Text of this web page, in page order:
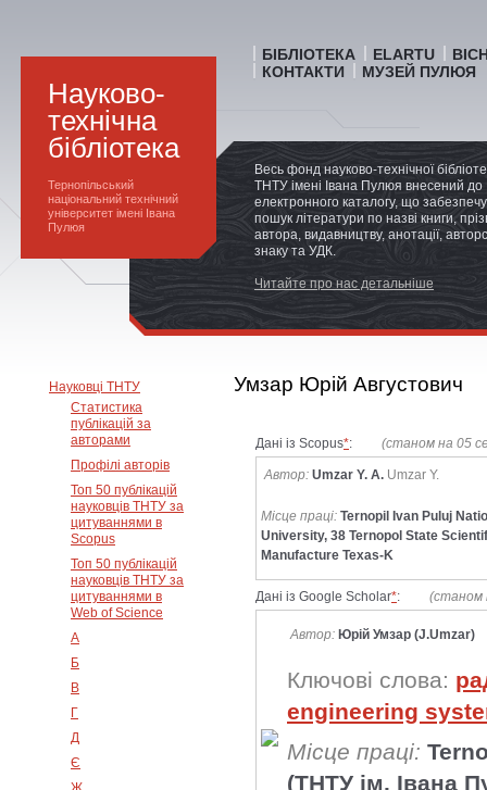
Науково-
технічна
бібліотека
Тернопільський
національний технічний
університет імені Івана
Пулюя
БІБЛІОТЕКА ELARTU
КОНТАКТИ
МУЗЕЙ ПУЛЮЯ
Весь фонд науково-технічної
ТНТУ імені Івана Пулюя внесений до
електронного каталогу, що
пошук літератури по назві книги,
автора, видавництву, анотації,
знаку та УДК.
Читайте про нас детальніше
Науковці ТНТУ
Статистика
публікацій за
авторами
Профілі авторів
Топ 50 публікацій
науковців ТНТУ за
цитуваннями в
Scopus
Топ 50 публікацій
науковців ТНТУ за
цитуваннями в
Web of Science
А
Б
В
Г
Д
Є
Умзар Юрій Августович
Дані із Scopus*: (станом на 05
Автор: Umzar Y. A. Umzar Y.
Місце праці: Ternopil Ivan Puluj
University, 38 Ternopol State
Manufacture Texas-K
Дані із Google Scholar*: (станом
Автор: Юрій Умзар (J.Umzar)
Ключові слова:
engineering
Місце праці:
(ТНТУ ім. Івана